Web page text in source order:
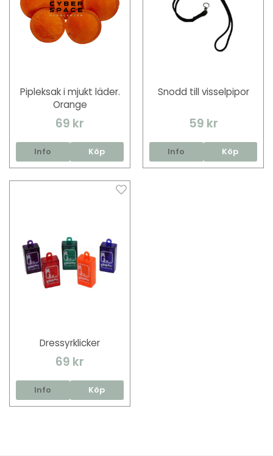
Pipleksak i mjukt läder.
Orange
69 kr
Info Köp
Snodd till visselpipor
59 kr
Info Köp
Dressyrklicker
69 kr
Info Köp